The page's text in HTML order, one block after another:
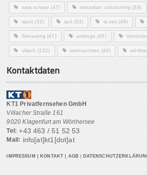
sara schaar (47) sebastian schuschnig (38)
sport (52) spö (53) st.veit(49)
Streaming (47) umfrage (45)
villach (132) weihnachten (44)
Kontaktdaten
KT1 Privatfernsehen GmbH
Villacher Straße 161
9020 Klagenfurt am Wörthersee
Tel: +43 463 / 51 52 53
Mail: info[at]kt1[dot]at
IMPRESSUM KONTAKT AGB